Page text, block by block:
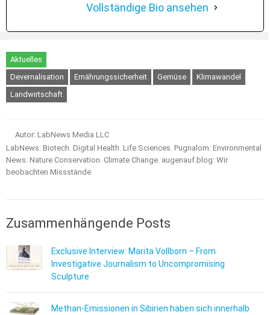
Vollständige Bio ansehen
Aktuelles
Devernalisation
Ernährungssicherheit Gemüse
Klimawandel
Landwirtschaft
Autor: LabNews Media LLC
LabNews: Biotech. Digital Health. Life Sciences. Pugnalom: Environmental
News. Nature Conservation. Climate Change. augenauf.blog: Wir
beobachten Missstände
Zusammenhängende Posts
Exclusive Interview: Marita Vollborn – From
Investigative Journalism to Uncompromising
Sculpture
Methan-Emissionen in Sibirien haben sich innerhalb